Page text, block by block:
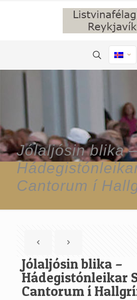
Jólaljósin blika
Cantorum í
Jólaljósin blika –
Hádegistónleikar
Cantorum í